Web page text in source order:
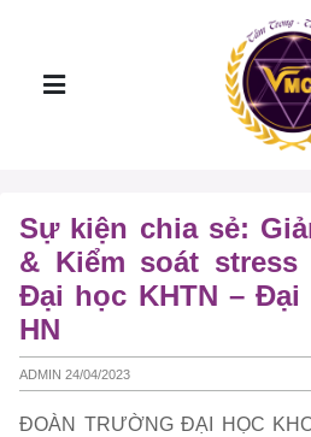
Sự kiện chia sẻ:
& Kiểm soát
Đại học KHTN –
HN
ADMIN 24/04/2023
ĐOÀN TRƯỜNG ĐẠI HỌC